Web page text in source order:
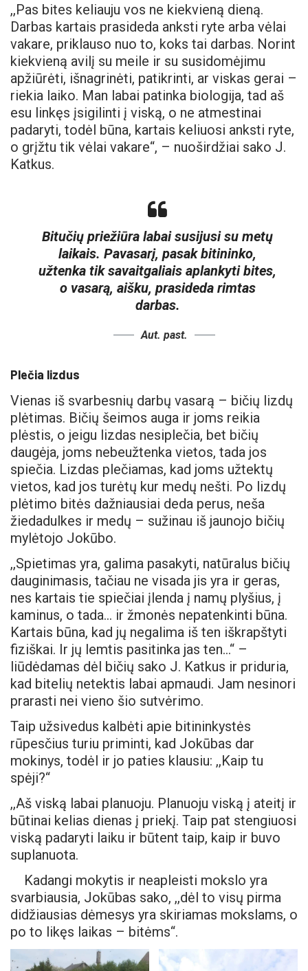
,,Pas bites keliauju vos ne kiekvieną dieną.
Darbas kartais prasideda anksti ryte arba vėlai
vakare, priklauso nuo to, koks tai darbas. Norint
kiekvieną avilį su meile ir su susidomėjimu
apžiūrėti, išnagrinėti, patikrinti, ar viskas gerai –
riekia laiko. Man labai patinka biologija, tad aš
esu linkęs įsigilinti į viską, o ne atmestinai
padaryti, todėl būna, kartais keliuosi anksti ryte,
o grįžtu tik vėlai vakare“, – nuoširdžiai sako J.
Katkus.
Bitučių priežiūra labai susijusi su metų
laikais. Pavasarį, pasak bitininko,
užtenka tik savaitgaliais aplankyti bites,
o vasarą, aišku, prasideda rimtas
darbas.
Aut. past.
Plečia lizdus
Vienas iš svarbesnių darbų vasarą – bičių lizdų
plėtimas. Bičių šeimos auga ir joms reikia
plėstis, o jeigu lizdas nesiplečia, bet bičių
daugėja, joms nebeužtenka vietos, tada jos
spiečia. Lizdas plečiamas, kad joms užtektų
vietos, kad jos turėtų kur medų nešti. Po lizdų
plėtimo bitės dažniausiai deda perus, neša
žiedadulkes ir medų – sužinau iš jaunojo bičių
mylėtojo Jokūbo.
,,Spietimas yra, galima pasakyti, natūralus bičių
dauginimasis, tačiau ne visada jis yra ir geras,
nes kartais tie spiečiai įlenda į namų plyšius, į
kaminus, o tada… ir žmonės nepatenkinti būna.
Kartais būna, kad jų negalima iš ten iškrapštyti
fiziškai. Ir jų lemtis pasitinka jas ten…“ –
liūdėdamas dėl bičių sako J. Katkus ir priduria,
kad bitelių netektis labai apmaudi. Jam nesinori
prarasti nei vieno šio sutvėrimo.
Taip užsivedus kalbėti apie bitininkystės
rūpesčius turiu priminti, kad Jokūbas dar
mokinys, todėl ir jo paties klausiu: ,,Kaip tu
spėji?“
,,Aš viską labai planuoju. Planuoju viską į ateitį ir
būtinai kelias dienas į priekį. Taip pat stengiuosi
viską padaryti laiku ir būtent taip, kaip ir buvo
suplanuota.
Kadangi mokytis ir neapleisti mokslo yra
svarbiausia, Jokūbas sako, ,,dėl to visų pirma
didžiausias dėmesys yra skiriamas mokslams, o
po to likęs laikas – bitėms“.